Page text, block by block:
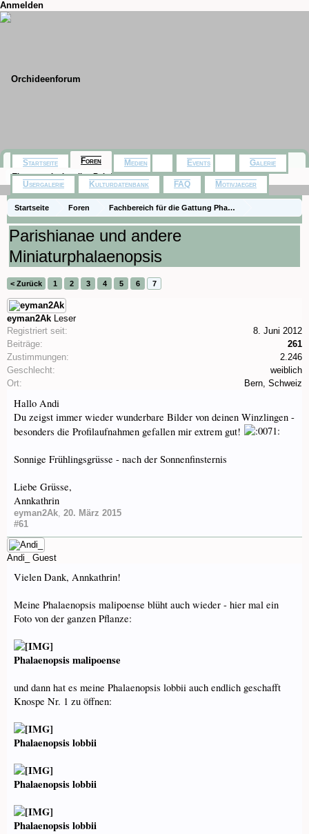
Anmelden
Startseite Foren
Fachbereich für die Gattung Phalaenopsis - Species
Naturformen und spezielle Hybriden
Kulturberichte
Parishianae und andere
Miniaturphalaenopsis
< Zurück 1 2 3 4 5 6 7
eyman2Ak Leser
Registriert seit:
8. Juni 2012
Beiträge:
261
Zustimmungen:
2.246
Geschlecht:
weiblich
Ort:
Bern, Schweiz
Hallo Andi
Du zeigst immer wieder wunderbare Bilder von deinen Winzlingen -
besonders die Profilaufnahmen gefallen mir extrem gut!
Sonnige Frühlingsgrüsse - nach der Sonnenfinsternis
Liebe Grüsse,
Annkathrin
eyman2Ak, 20. März 2015
#61
Andi_ Guest
Vielen Dank, Annkathrin!
Meine Phalaenopsis malipoense blüht auch wieder - hier mal ein
Foto von der ganzen Pflanze:
Phalaenopsis malipoense
und dann hat es meine Phalaenopsis lobbii auch endlich geschafft
Knospe Nr. 1 zu öffnen:
Phalaenopsis lobbii
Phalaenopsis lobbii
Phalaenopsis lobbii
Startseite Foren
Themen mit aktuellen Beiträgen
Medien Events Galerie
Usergalerie Kulturdatenbank FAQ Motivjaeger